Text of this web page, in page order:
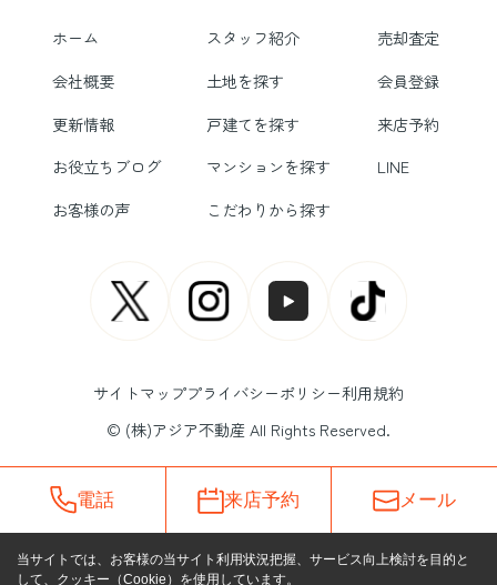
ホーム スタッフ紹介
売却査定
会社概要
土地を探す
会員登録
更新情報
戸建てを探す
来店予約
お役立ちブログ
マンションを探す
LINE
お客様の声
こだわりから探す
サイトマッププライバシーポリシー利用規約
© (株)アジア不動産 All Rights Reserved.
電話 来店予約 メール
当サイトでは、お客様の当サイト利用状況把握、サービス向上検討を目的と
して、クッキー（Cookie）を使用しています。